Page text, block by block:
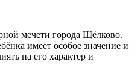
мечети города Щёлково.
имеет особое значение и
на его характер и